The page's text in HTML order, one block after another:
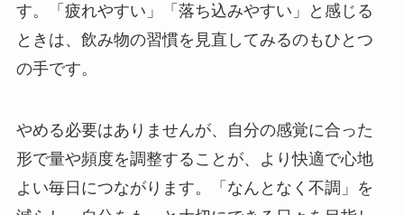
す。「疲れやすい」「落ち込みやすい」と感じる
ときは、飲み物の習慣を見直してみるのもひとつ
の手です。
やめる必要はありませんが、自分の感覚に合った
形で量や頻度を調整することが、より快適で心地
よい毎日につながります。「なんとなく不調」を